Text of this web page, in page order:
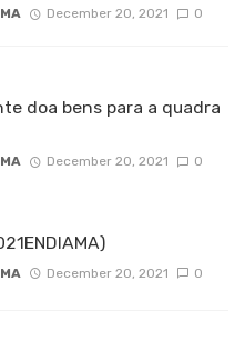
December 20, 2021 0
doa bens para a quadra
December 20, 2021 0
December 20, 2021 0